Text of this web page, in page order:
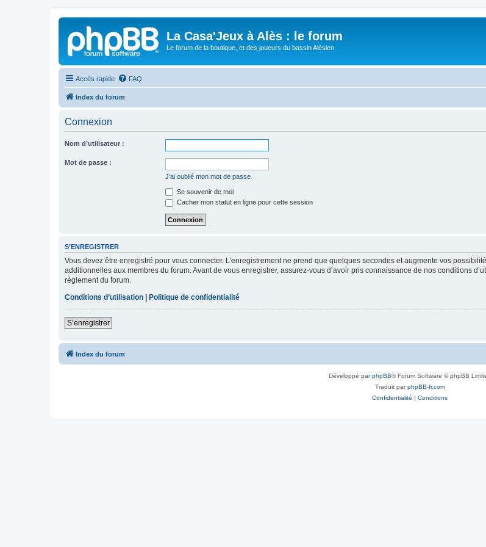
La Casa'Jeux à Alès : le forum
Le forum de la boutique, et des joueurs du bassin Alèsien
Accès rapide FAQ
Index du forum
Connexion
Nom d’utilisateur :
Mot de passe :
J’ai oublié mon mot de passe
Se souvenir de moi
Cacher mon statut en ligne pour cette session
S’ENREGISTRER
Vous devez être enregistré pour vous connecter. L’enregistrement ne prend que quelques secondes et augmente vos
additionnelles aux membres du forum. Avant de vous enregistrer, assurez-vous d’avoir pris connaissance de nos conditions
règlement du forum.
Conditions d’utilisation
Politique de confidentialité
S’enregistrer
Index du forum
Développé parphpBB® Forum Software © phpBB
Traduit parphpBB-fr.com
Confidentialité | Conditions